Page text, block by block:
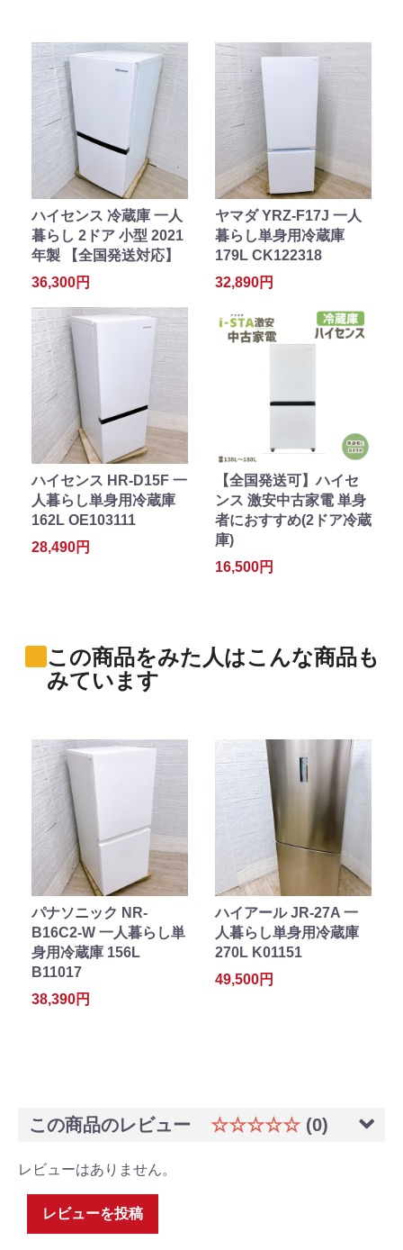
ハイセンス 冷蔵庫 一人
暮らし 2ドア 小型 2021
年製 【全国発送対応】
36,300円
ヤマダ YRZ-F17J 一人
暮らし単身用冷蔵庫
179L CK122318
32,890円
ハイセンス HR-D15F 一
人暮らし単身用冷蔵庫
162L OE103111
28,490円
【全国発送可】ハイセ
ンス 激安中古家電 単身
者におすすめ(2ドア冷蔵
庫)
16,500円
この商品をみた人はこんな商品も
みています
パナソニック NR-
B16C2-W 一人暮らし単
身用冷蔵庫 156L
B11017
38,390円
ハイアール JR-27A 一
人暮らし単身用冷蔵庫
270L K01151
49,500円
この商品のレビュー ☆☆☆☆☆ (0)
レビューはありません。
レビューを投稿